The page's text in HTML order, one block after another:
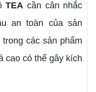
TEA cần cân nhắc
an toàn của sản
các sản phẩm
cao có thể gây kích